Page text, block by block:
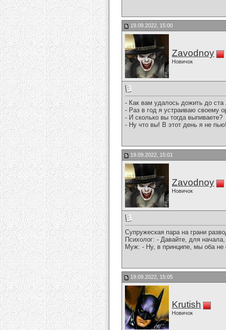
19.09.2022, 15:00
Zavodnoy
Новичок
- Как вам удалось дожить до ста
- Раз в год я устраиваю своему
- И сколько вы тогда выпиваете?
- Ну что вы! В этот день я не пью!
19.09.2022, 15:01
Zavodnoy
Новичок
Супружеская пара на грани
Психолог: - Давайте, для
Муж: - Ну, в принципе, мы оба не
19.09.2022, 15:05
Krutish
Новичок